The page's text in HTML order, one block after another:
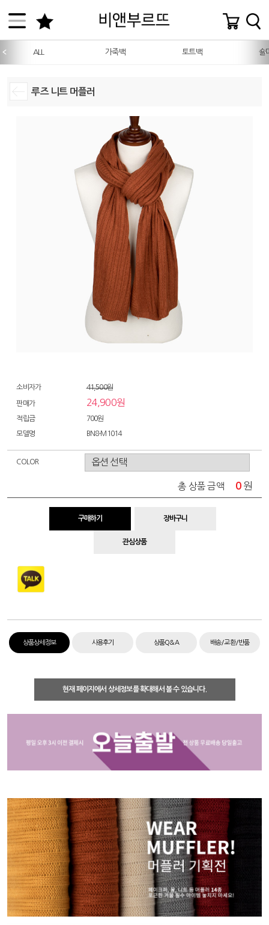
ALL 가죽백 토트백 숄
루즈 니트 머플러
소비자가 41,500원
판매가 24,900원
적립금 700원
모델명 BN8-M1014
COLOR
총 상품 금액 0 원
구매하기 장바구니
관심상품
상품상세정보 사용후기 상품Q&A 배송/교환/반품
현재 페이지에서 상세정보를 확대해서 볼 수 있습니다.